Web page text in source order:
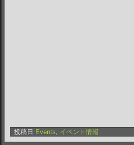
投稿日 Events, イベント情報